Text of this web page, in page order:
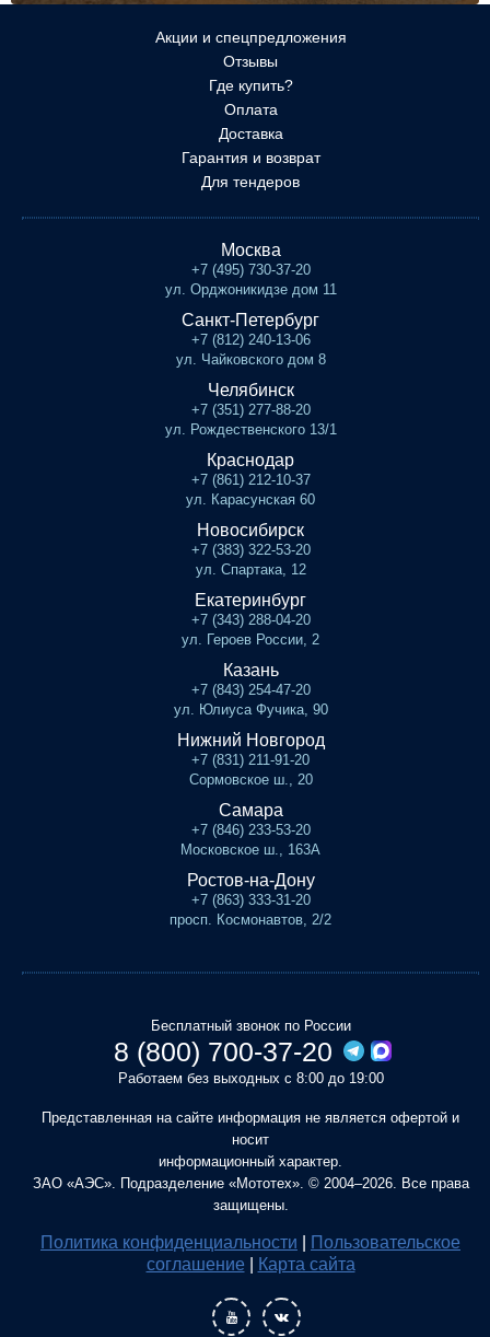
Акции и спецпредложения
Отзывы
Где купить?
Оплата
Доставка
Гарантия и возврат
Для тендеров
Москва
+7 (495) 730-37-20
ул. Орджоникидзе дом 11
Санкт-Петербург
+7 (812) 240-13-06
ул. Чайковского дом 8
Челябинск
+7 (351) 277-88-20
ул. Рождественского 13/1
Краснодар
+7 (861) 212-10-37
ул. Карасунская 60
Новосибирск
+7 (383) 322-53-20
ул. Спартака, 12
Екатеринбург
+7 (343) 288-04-20
ул. Героев России, 2
Казань
+7 (843) 254-47-20
ул. Юлиуса Фучика, 90
Нижний Новгород
+7 (831) 211-91-20
Сормовское ш., 20
Самара
+7 (846) 233-53-20
Московское ш., 163А
Ростов-на-Дону
+7 (863) 333-31-20
просп. Космонавтов, 2/2
Бесплатный звонок по России
8 (800) 700-37-20
Работаем без выходных с 8:00 до 19:00
Представленная на сайте информация не является офертой и
носит
информационный характер.
ЗАО «АЭС». Подразделение «Мототех». © 2004–2026. Все права
защищены.
Политика конфиденциальности
Пользовательское
соглашение
Карта сайта